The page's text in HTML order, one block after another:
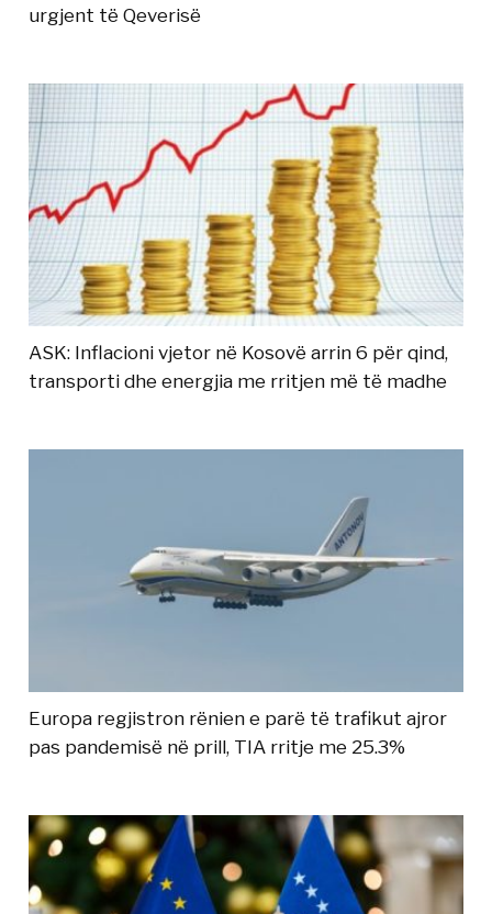
urgjent të Qeverisë
ASK: Inflacioni vjetor në Kosovë arrin 6 për qind,
transporti dhe energjia me rritjen më të madhe
Europa regjistron rënien e parë të trafikut ajror
pas pandemisë në prill, TIA rritje me 25.3%